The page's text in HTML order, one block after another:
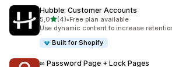
Hubble: Customer Accounts
5,0av 5 stjerner
(4)
Totalt 4 omtaler
•Free plan available
Use dynamic content to increase
Built for Shopify
∞ Password Page + Lock Pages